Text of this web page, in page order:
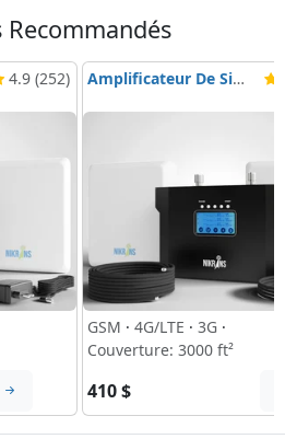
Recommandés
4.9 (252) Amplificateur De Signal Mobile Nikrans NS-3000-Voice, 3G & 4G
GSM · 4G/LTE · 3G ·
Couverture: 3000 ft²
410 $